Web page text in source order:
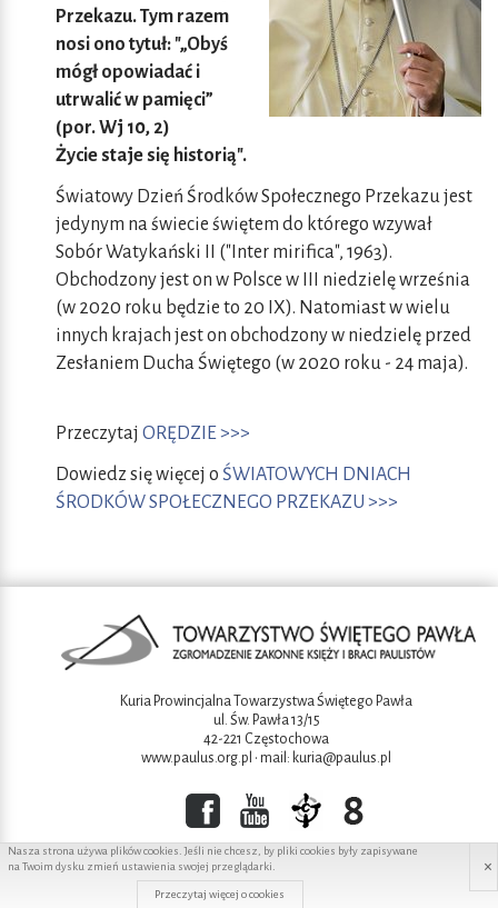
Przekazu. Tym razem
nosi ono tytuł: "„Obyś
mógł opowiadać i
utrwalić w pamięci”
(por. Wj 10, 2)
Życie staje się historią".
Światowy Dzień Środków Społecznego Przekazu jest
jedynym na świecie świętem do którego wzywał
Sobór Watykański II ("Inter mirifica", 1963).
Obchodzony jest on w Polsce w III niedzielę września
(w 2020 roku będzie to 20 IX). Natomiast w wielu
innych krajach jest on obchodzony w niedzielę przed
Zesłaniem Ducha Świętego (w 2020 roku - 24 maja).
Przeczytaj ORĘDZIE >>>
Dowiedz się więcej o ŚWIATOWYCH DNIACH
ŚRODKÓW SPOŁECZNEGO PRZEKAZU >>>
Kuria Prowincjalna Towarzystwa Świętego Pawła
ul. Św. Pawła 13/15
42-221 Częstochowa
www.paulus.org.pl • mail: kuria@paulus.pl
Copyright ©2016 Towarzystwo świętego Pawła
Projekt i wykonanie:
Nasza strona używa plików cookies. Jeśli nie chcesz, by pliki cookies były zapisywane
na Twoim dysku zmień ustawienia swojej przeglądarki.
×
Przeczytaj więcej o cookies